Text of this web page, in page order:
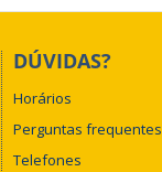
DÚVIDAS?
Horários
Perguntas frequentes
Telefones